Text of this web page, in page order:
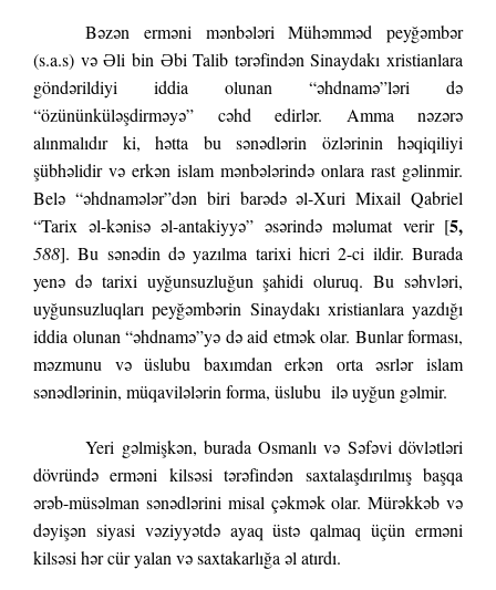
Bəzən erməni mənbələri Mühəmməd peyğəmbər
(s.a.s) və Əli bin Əbi Talib tərəfindən Sinaydakı xristianlara
göndərildiyi iddia olunan “əhdnamə”ləri də
“özününküləşdirməyə” cəhd edirlər. Amma nəzərə
alınmalıdır ki, hətta bu sənədlərin özlərinin həqiqiliyi
şübhəlidir və erkən islam mənbələrində onlara rast gəlinmir.
Belə “əhdnamələr”dən biri barədə əl-Xuri Mixail Qabriel
“Tarix əl-kənisə əl-antakiyyə” əsərində məlumat verir [5,
588]. Bu sənədin də yazılma tarixi hicri 2-ci ildir. Burada
yenə də tarixi uyğunsuzluğun şahidi oluruq. Bu səhvləri,
uyğunsuzluqları peyğəmbərin Sinaydakı xristianlara yazdığı
iddia olunan “əhdnamə”yə də aid etmək olar. Bunlar forması,
məzmunu və üslubu baxımdan erkən orta əsrlər islam
sənədlərinin, müqavilələrin forma, üslubu ilə uyğun gəlmir.
Yeri gəlmişkən, burada Osmanlı və Səfəvi dövlətləri
dövründə erməni kilsəsi tərəfindən saxtalaşdırılmış başqa
ərəb-müsəlman sənədlərini misal çəkmək olar. Mürəkkəb və
dəyişən siyasi vəziyyətdə ayaq üstə qalmaq üçün erməni
kilsəsi hər cür yalan və saxtakarlığa əl atırdı.